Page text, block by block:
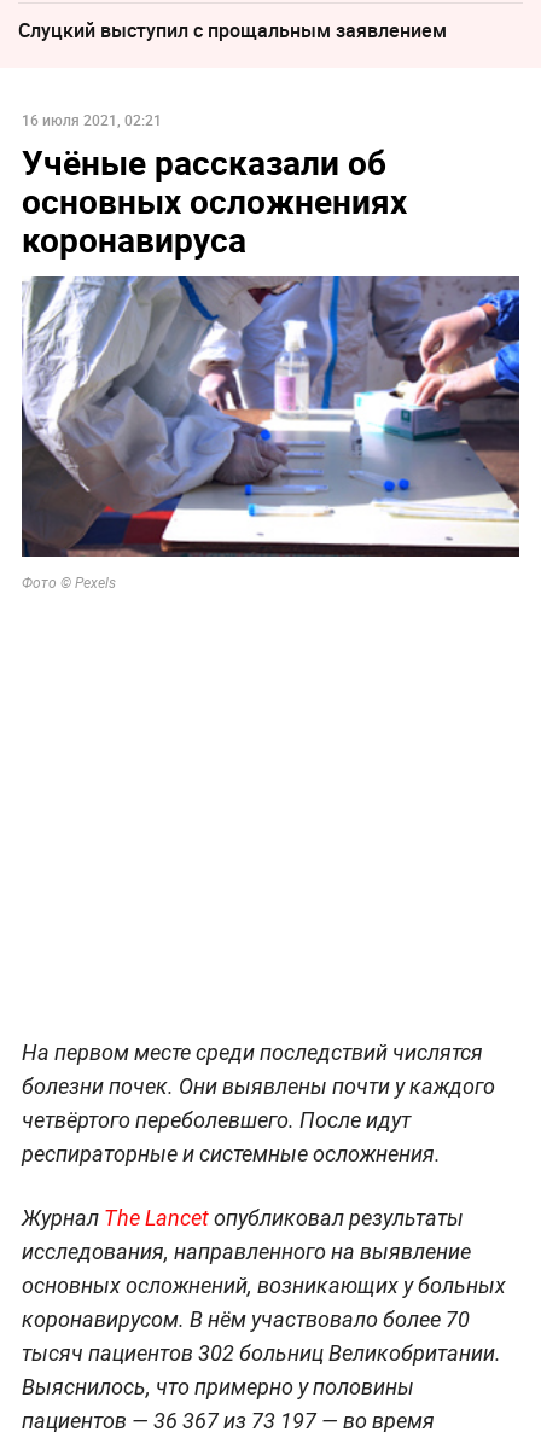
Слуцкий выступил с прощальным заявлением
16 июля 2021, 02:21
Учёные рассказали об
основных осложнениях
коронавируса
Фото © Pexels
На первом месте среди последствий числятся
болезни почек. Они выявлены почти у каждого
четвёртого переболевшего. После идут
респираторные и системные осложнения.
ЖурналThe Lancetопубликовал результаты
исследования, направленного на выявление
основных осложнений, возникающих у больных
коронавирусом. В нём участвовало более 70
тысяч пациентов 302 больниц Великобритании.
Выяснилось, что примерно у половины
пациентов — 36 367 из 73 197 — во время